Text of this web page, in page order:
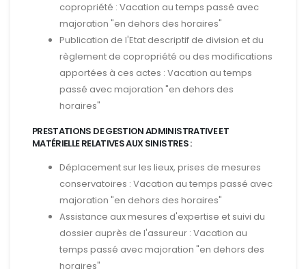
copropriété : Vacation au temps passé avec
majoration "en dehors des horaires"
Publication de l'Etat descriptif de division et du
règlement de copropriété ou des modifications
apportées à ces actes : Vacation au temps
passé avec majoration "en dehors des
horaires"
PRESTATIONS DE GESTION ADMINISTRATIVE ET
MATÉRIELLE RELATIVES AUX SINISTRES :
Déplacement sur les lieux, prises de mesures
conservatoires : Vacation au temps passé avec
majoration "en dehors des horaires"
Assistance aux mesures d'expertise et suivi du
dossier auprès de l'assureur : Vacation au
temps passé avec majoration "en dehors des
horaires"